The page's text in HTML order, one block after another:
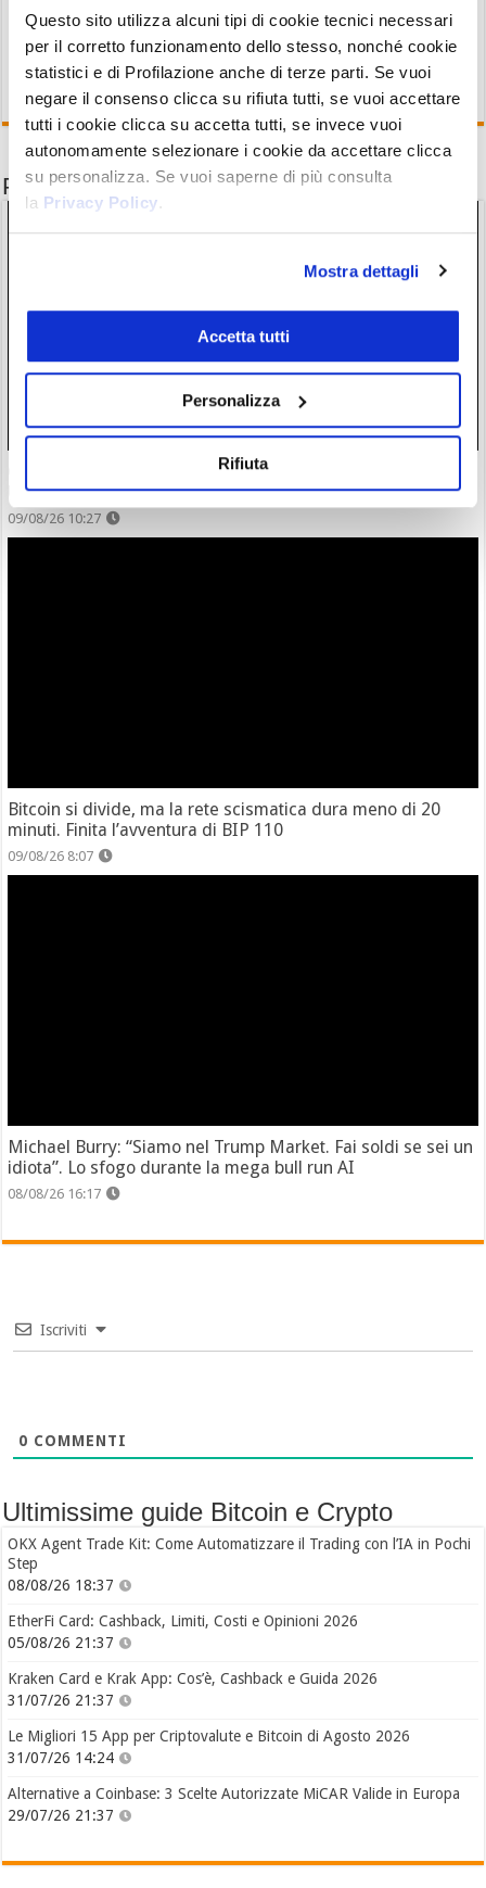
Questo sito utilizza alcuni tipi di cookie tecnici necessari
per il corretto funzionamento dello stesso, nonché cookie
statistici e di Profilazione anche di terze parti. Se vuoi
negare il consenso clicca su rifiuta tutti, se vuoi accettare
tutti i cookie clicca su accetta tutti, se invece vuoi
autonomamente selezionare i cookie da accettare clicca
su personalizza. Se vuoi saperne di più consulta
la Privacy Policy.
Mostra dettagli
Accetta tutti
Personalizza
Rifiuta
Potrebbe interessarti anche
Clarity Act: per la legge crypto negli USA c’è una data.
Ultimo tentativo per approvarla prima delle elezioni
09/08/26 10:27
Bitcoin si divide, ma la rete scismatica dura meno di 20
minuti. Finita l’avventura di BIP 110
09/08/26 8:07
Michael Burry: “Siamo nel Trump Market. Fai soldi se sei un
idiota”. Lo sfogo durante la mega bull run AI
08/08/26 16:17
Iscriviti
0 COMMENTI
Ultimissime guide Bitcoin e Crypto
OKX Agent Trade Kit: Come Automatizzare il Trading con l’IA in Pochi
Step
08/08/26 18:37
EtherFi Card: Cashback, Limiti, Costi e Opinioni 2026
05/08/26 21:37
Kraken Card e Krak App: Cos’è, Cashback e Guida 2026
31/07/26 21:37
Le Migliori 15 App per Criptovalute e Bitcoin di Agosto 2026
31/07/26 14:24
Alternative a Coinbase: 3 Scelte Autorizzate MiCAR Valide in Europa
29/07/26 21:37